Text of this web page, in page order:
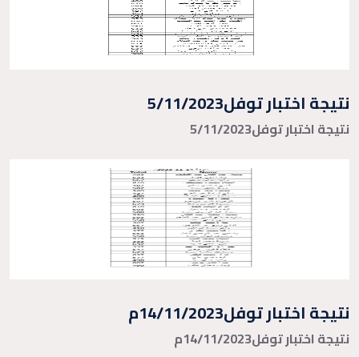
نتيجة اختبار توفل5/11/2023
نتيجة اختبار توفل5/11/2023
نتيجة اختبار توفل14/11/2023م
نتيجة اختبار توفل14/11/2023م